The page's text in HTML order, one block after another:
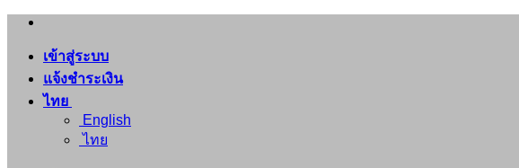
ข้าม
เนื้อหา
เข้าสู่ระบบ
แจ้งชำระเงิน
ไทย
English
ไทย